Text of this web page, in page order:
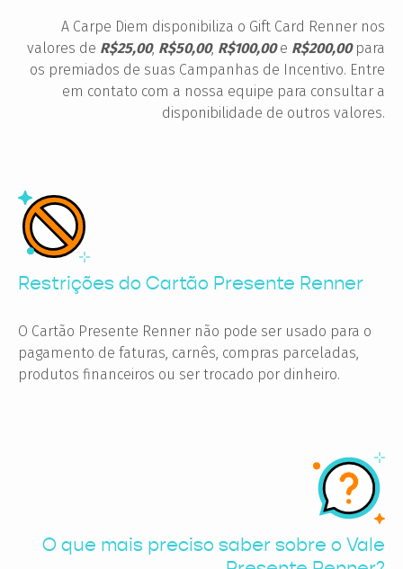
A Carpe Diem disponibiliza o Gift Card Renner nos
valores de R$25,00, R$50,00, R$100,00e R$200,00para
os premiados de suas Campanhas de Incentivo. Entre
em contato com a nossa equipe para consultar a
disponibilidade de outros valores.
Restrições do Cartão Presente Renner
O Cartão Presente Renner não pode ser usado para o
pagamento de faturas, carnês, compras parceladas,
produtos financeiros ou ser trocado por dinheiro.
O que mais preciso saber sobre o Vale